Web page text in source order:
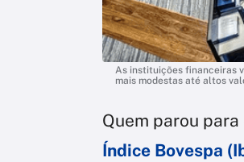
As instituições financeiras
mais modestas até altos
Quem parou
Índice Bovespa